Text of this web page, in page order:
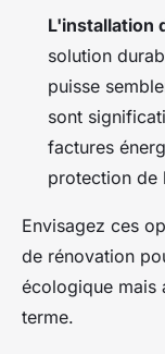
L'installation
solution
puisse
sont
factures
protection de
Envisagez ces
de rénovation
écologique mais
terme.